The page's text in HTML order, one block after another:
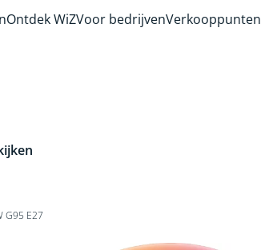
Ontdek WiZVoor bedrijvenVerkooppunten
G95 E27